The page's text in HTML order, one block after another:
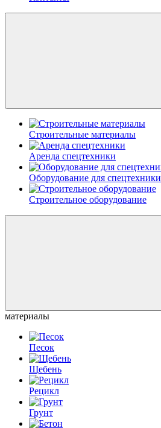
Строительные материалы
Аренда спецтехники
Оборудование для спецтехники
Строительное оборудование
материалы
Песок
Щебень
Рецикл
Грунт